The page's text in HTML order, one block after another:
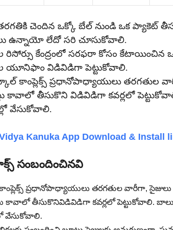
చెందిన ఒక్కో బేల్ నుండి ఒక ప్యాకెట్
ఉన్నాయో లేదో సరి చూసుకోవాలి.
రిసోర్సు కేంద్రంలో సరఫరా కోసం
యూనిఫాం విడివిడిగా పెట్టుకోవాలి.
కాంప్లెక్స్ ప్రధానోపాధ్యాయులు తరగతుల
కావాలో తీసుకొని విడివిడిగా కవర్లలో
వేసుకోవాలి.
Kanuka App Download & Install
సంబందించినవి
ప్రధానోపాధ్యాయులు తరగతుల వారీగా,
కావాలో తీసుకొనివిడివిడిగా కవర్లలో పెట్టుకోవాలి.
వేసుకోవాలి.